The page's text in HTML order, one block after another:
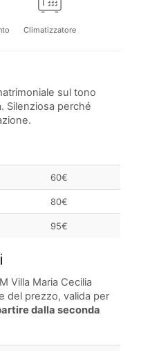
Climatizzatore
sul tono
Silenziosa perché
60€
80€
95€
Villa Maria Cecilia
del prezzo, valida per
dalla seconda